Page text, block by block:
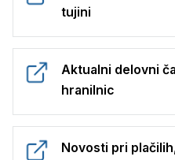
tujini
Aktualni delovni
hranilnic
Novosti pri